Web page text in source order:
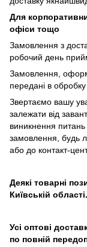
Для
офіси тощо
Замовлення з
робочий день
Замовлення,
передані в
Звертаємо вашу
залежати від
виникнення питань
замовлення, будь
або до контакт-
Деякі товарні
Київській області.
Усі оптові
по повній